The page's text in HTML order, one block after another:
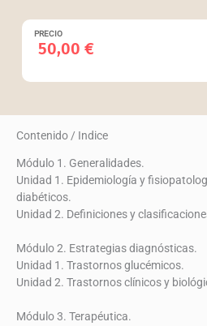
PRECIO
50,00€
Contenido / Indice
Módulo 1. Generalidades.
Unidad 1. Epidemiología y
diabéticos.
Unidad 2. Definiciones y
Módulo 2. Estrategias diagnósticas.
Unidad 1. Trastornos glucémicos.
Unidad 2. Trastornos clínicos y
Módulo 3. Terapéutica.